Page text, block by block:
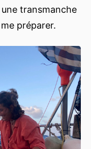
une transmanche
préparer.